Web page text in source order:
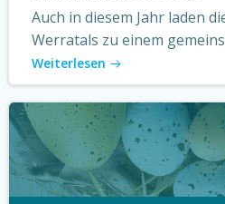
Auch in diesem Jahr laden
Werratals zu einem
Weiterlesen